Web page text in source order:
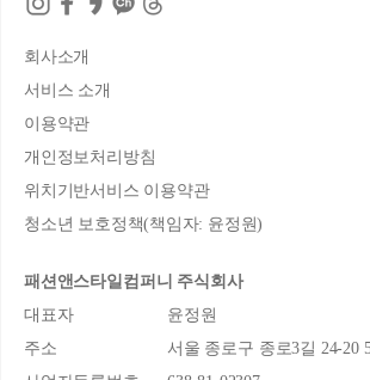
회사소개
서비스 소개
이용약관
개인정보처리방침
위치기반서비스 이용약관
청소년 보호정책(책임자: 윤정원)
패션앤스타일컴퍼니 주식회사
대표자
윤정원
주소
서울 종로구 종로3길 24-20